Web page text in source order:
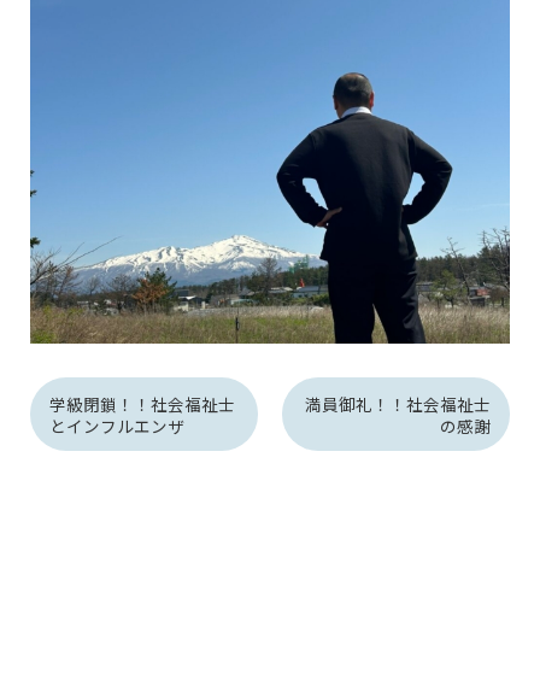
学級閉鎖！！社会福祉士
とインフルエンザ
満員御礼！！社会福祉士
の感謝